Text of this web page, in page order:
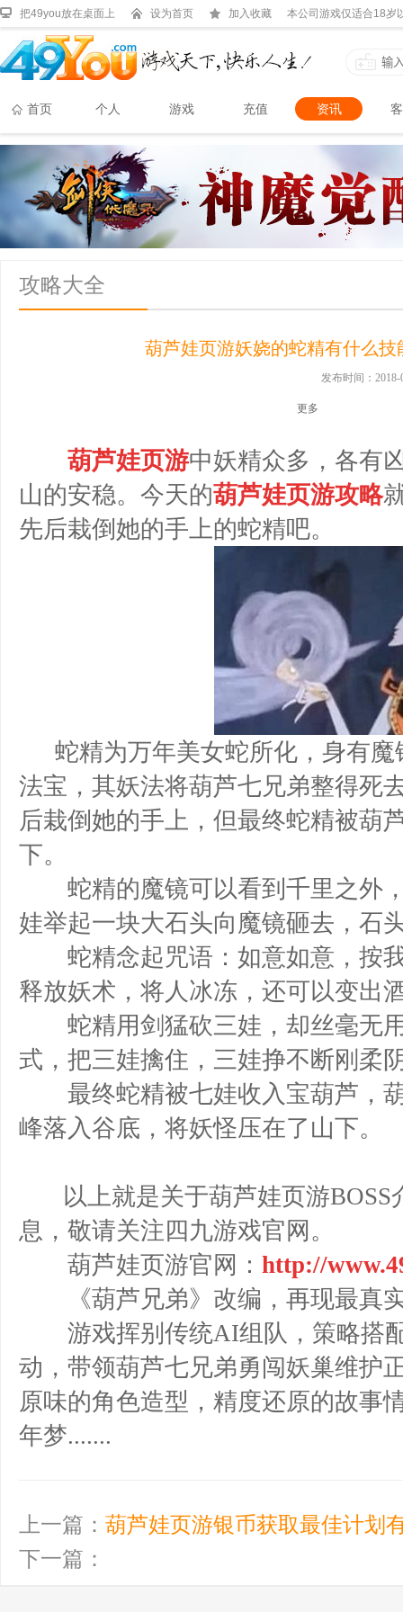
把49you放在桌面上 设为首页 加入收藏 本公司游戏仅适合18岁
首页 个人 游戏 充值 资讯
攻略大全
葫芦娃页游妖娆的蛇精有什么技
发布时间：2018-
更多
葫芦娃页游中妖精众多，各有
山的安稳。今天的葫芦娃页游攻略
先后栽倒她的手上的蛇精吧。
蛇精为万年美女蛇所化，身有魔
法宝，其妖法将葫芦七兄弟整得死
后栽倒她的手上，但最终蛇精被葫
下。
蛇精的魔镜可以看到千里之外
娃举起一块大石头向魔镜砸去，石
蛇精念起咒语：如意如意，按
释放妖术，将人冰冻，还可以变出
蛇精用剑猛砍三娃，却丝毫无
式，把三娃擒住，三娃挣不断刚柔
最终蛇精被七娃收入宝葫芦，
峰落入谷底，将妖怪压在了山下。
以上就是关于葫芦娃页游BOSS
息，敬请关注四九游戏官网。
葫芦娃页游官网： http://w
《葫芦兄弟》改编，再现最真
游戏挥别传统AI组队，策略搭
动，带领葫芦七兄弟勇闯妖巢维护
原味的角色造型，精度还原的故事
年梦.......
上一篇： 葫芦娃页游银币获取最佳计划
下一篇：